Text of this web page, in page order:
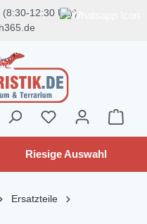
(8:30-12:30 Uhr)
Riesige Auswahl
Ersatzteile